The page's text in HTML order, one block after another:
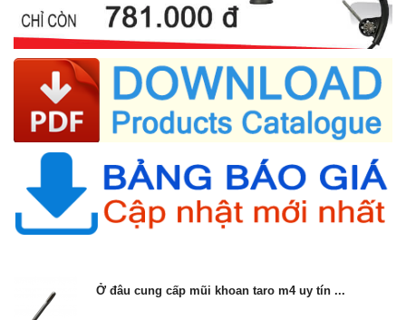
Ở đâu cung cấp mũi khoan taro m4 uy tín ...